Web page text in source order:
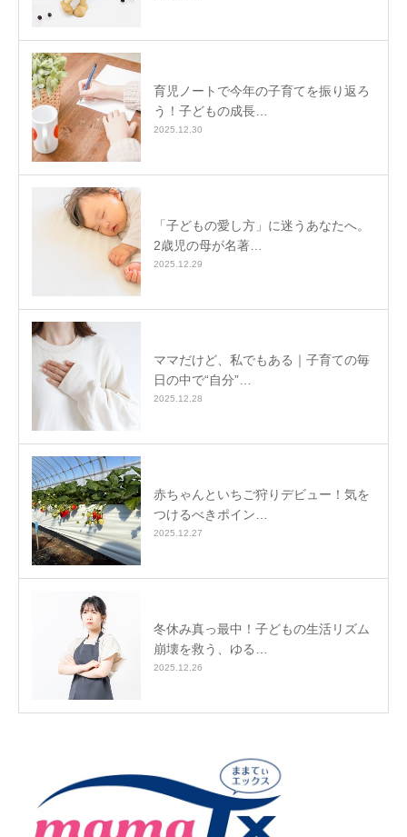
育児ノートで今年の子育てを振り返ろ
う！子どもの成長…
2025.12.30
「子どもの愛し方」に迷うあなたへ。
2歳児の母が名著…
2025.12.29
ママだけど、私でもある｜子育ての毎
日の中で“自分”…
2025.12.28
赤ちゃんといちご狩りデビュー！気を
つけるべきポイン…
2025.12.27
冬休み真っ最中！子どもの生活リズム
崩壊を救う、ゆる…
2025.12.26